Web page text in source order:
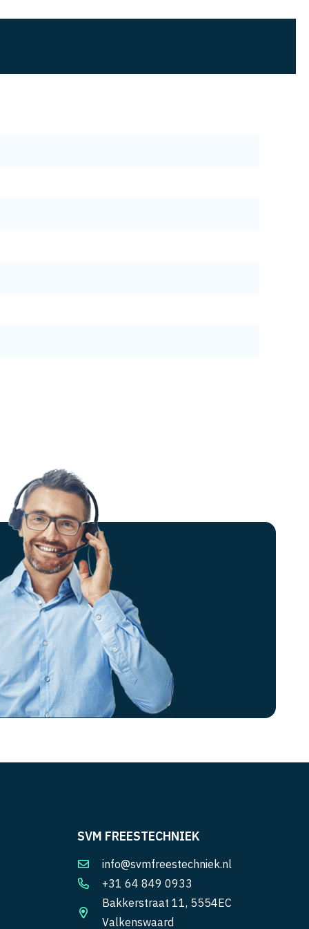
SVM FREESTECHNIEK
info@svmfreestechniek.nl
+31 64 849 0933
Bakkerstraat 11, 5554EC
Valkenswaard